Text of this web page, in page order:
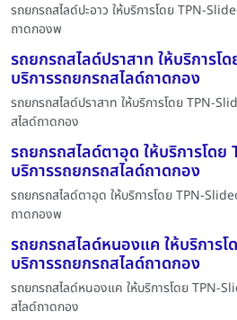
รถยกรถสไลด์ปะอาว ให้บริการโดย TPN-
ถาดกองพ
รถยกรถสไลด์ปราสาท ให้บริการโ
บริการรถยกรถสไลด์ถาดกอง
รถยกรถสไลด์ปราสาท ให้บริการโดย TPN-
สไลด์ถาดกอง
รถยกรถสไลด์ตาอุด ให้บริการโด
บริการรถยกรถสไลด์ถาดกอง
รถยกรถสไลด์ตาอุด ให้บริการโดย TPN-
ถาดกองพ
รถยกรถสไลด์หนองแค ให้บริการ
บริการรถยกรถสไลด์ถาดกอง
รถยกรถสไลด์หนองแค ให้บริการโดย TPN-
สไลด์ถาดกอง